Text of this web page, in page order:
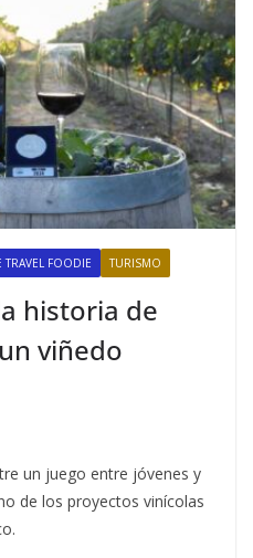
TRAVEL FOODIE TURISMO
historia de
viñedo
un juego entre jóvenes y
de los proyectos vinícolas